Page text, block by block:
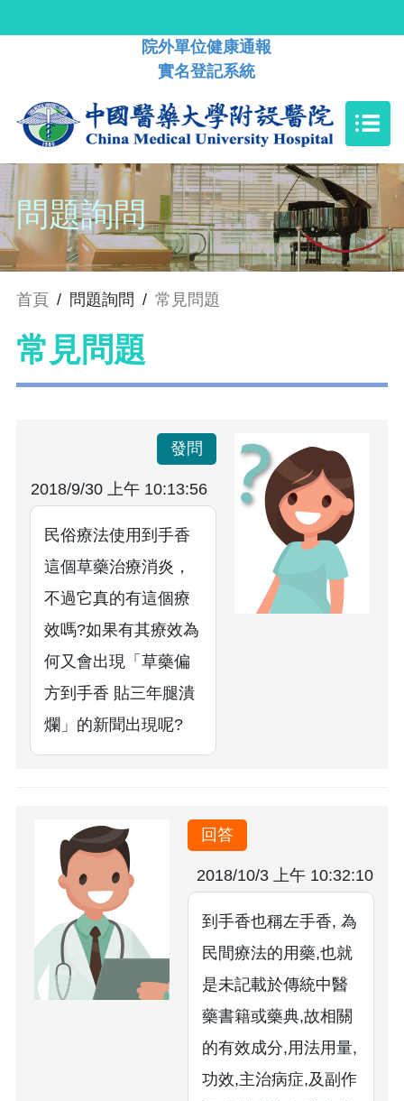
院外單位健康通報
實名登記系統
問題詢問
首頁 / 問題詢問 / 常見問題
常見問題
發問
2018/9/30 上午 10:13:56
民俗療法使用到手香
這個草藥治療消炎，
不過它真的有這個療
效嗎?如果有其療效為
何又會出現「草藥偏
方到手香 貼三年腿潰
爛」的新聞出現呢?
回答
2018/10/3 上午 10:32:10
到手香也稱左手香, 為
民間療法的用藥,也就
是未記載於傳統中醫
藥書籍或藥典,故相關
的有效成分,用法用量,
功效,主治病症,及副作